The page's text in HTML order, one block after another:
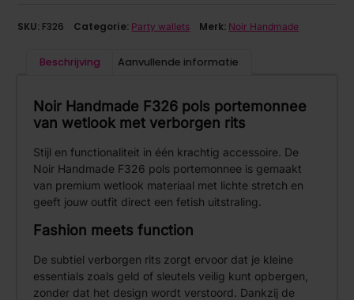
SKU: F326 Categorie: Party wallets Merk: Noir Handmade
Beschrijving Aanvullende informatie
Noir Handmade F326 pols portemonnee
van wetlook met verborgen rits
Stijl en functionaliteit in één krachtig accessoire. De
Noir Handmade F326 pols portemonnee is gemaakt
van premium wetlook materiaal met lichte stretch en
geeft jouw outfit direct een fetish uitstraling.
Fashion meets function
De subtiel verborgen rits zorgt ervoor dat je kleine
essentials zoals geld of sleutels veilig kunt opbergen,
zonder dat het design wordt verstoord. Dankzij de